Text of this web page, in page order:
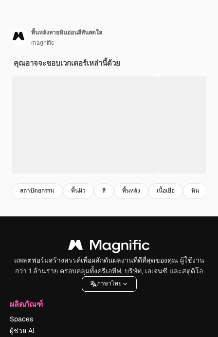
พื้นหลังลายหินอ่อนสีสันสดใส
magnific
คุณอาจจะชอบเวกเตอร์เหล่านี้ด้วย
สถาปัตยกรรม พื้นผิว สี พื้นหลัง เนื้อเยื่อ หิน
แพลตฟอร์มสร้างสรรค์เพื่อผลักดันผลงานที่ดีที่สุดของคุณ ผู้ใช้งาน
กว่า 1 ล้านราย ครอบคลุมทั้งครีเอทีฟ, บริษัท, เอเจนซี และสตูดิโอ
ภาษาไทย
ผลิตภัณฑ์
Spaces
ผู้ช่วย AI